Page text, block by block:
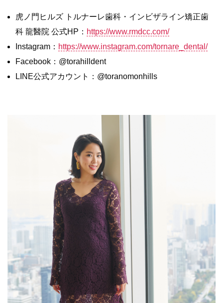
虎ノ門ヒルズ トルナーレ歯科・インビザライン矯正歯
科 龍醫院 公式HP： https://www.rmdcc.com/
Instagram： https://www.instagram.com/tornare_dental/
Facebook：@torahilldent
LINE公式アカウント：@toranomonhills